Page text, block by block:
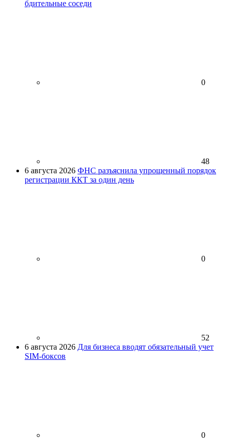
бдительные соседи
0
48
6 августа 2026 ФНС разъяснила упрощенный порядок
регистрации ККТ за один день
0
52
6 августа 2026 Для бизнеса вводят обязательный учет
SIM-боксов
0